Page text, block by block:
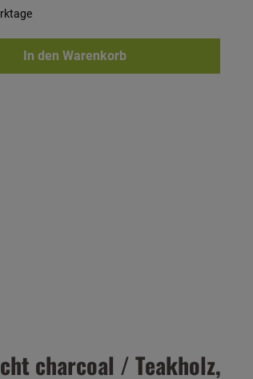
In den Warenkorb
charcoal / Teakholz,